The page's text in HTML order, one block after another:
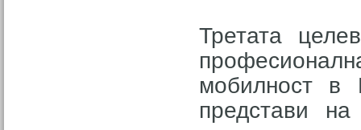
Третата
мобилност в
представи